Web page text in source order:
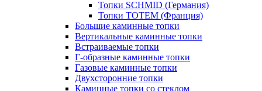
Топки SCHMID (Германия)
Топки TOTEM (Франция)
Большие каминные топки
Вертикальные каминные топки
Встраиваемые топки
Г-образные каминные топки
Газовые каминные топки
Двухсторонние топки
Каминные топки со стеклом